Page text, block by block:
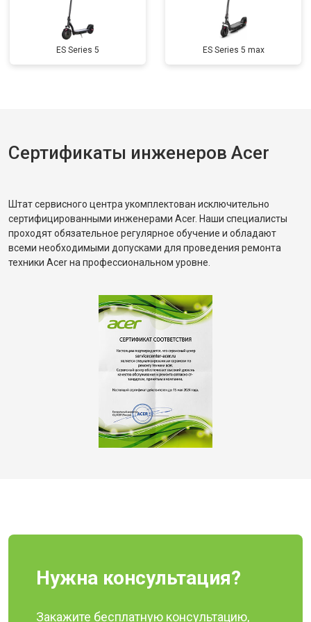
ES Series 5 ES Series 5 max
Сертификаты инженеров Acer
Штат сервисного центра укомплектован исключительно
сертифицированными инженерами Acer. Наши специалисты
проходят обязательное регулярное обучение и обладают
всеми необходимыми допусками для проведения ремонта
техники Acer на профессиональном уровне.
Нужна консультация?
Закажите бесплатную консультацию,